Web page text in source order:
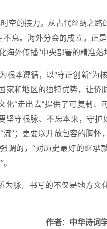
空的接力。从古代丝绸之路
息。海外分会的成立，正
外传播”中央部署的精准落
根本遵循，以“守正创新”为
家和地区的独特优势，让侨
“走出去”提供了可复制、
守根脉、不忘本来，守护
”；更要以开放包容的胸怀
调的，“对历史最好的继承
脉，书写的不仅是地方文
作者：中华诗词